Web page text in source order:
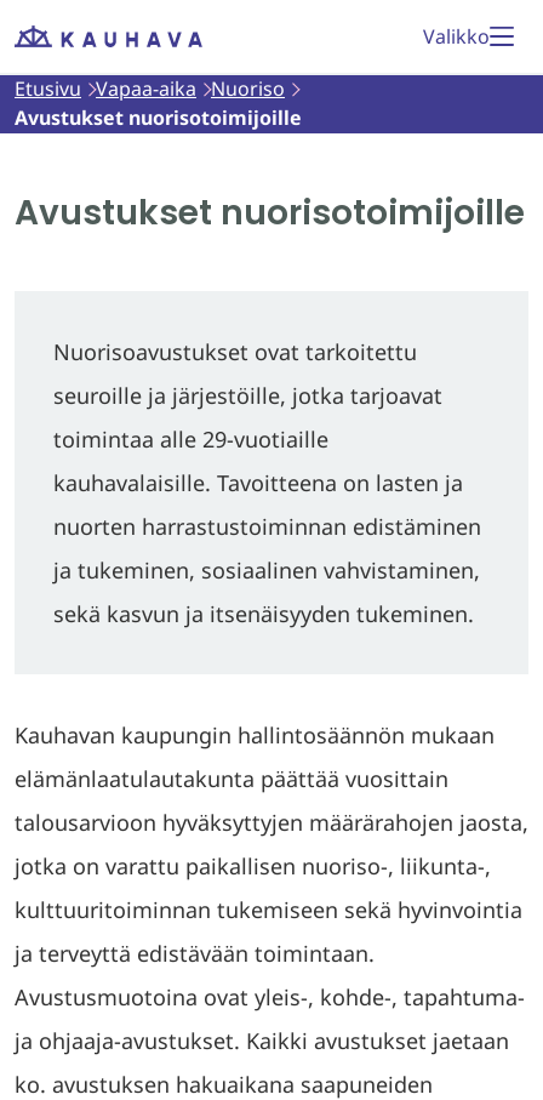
Siirry
Etusivu
Valikko
Etusivu Vapaa-aika Nuoriso
Avustukset nuorisotoimijoille
Avustukset nuorisotoimijoille
Nuorisoavustukset ovat tarkoitettu
seuroille ja järjestöille, jotka tarjoavat
toimintaa alle 29-vuotiaille
kauhavalaisille. Tavoitteena on lasten ja
nuorten harrastustoiminnan edistäminen
ja tukeminen, sosiaalinen vahvistaminen,
sekä kasvun ja itsenäisyyden tukeminen.
Kauhavan kaupungin hallintosäännön mukaan
elämänlaatulautakunta päättää vuosittain
talousarvioon hyväksyttyjen määrärahojen jaosta,
jotka on varattu paikallisen nuoriso-, liikunta-,
kulttuuritoiminnan tukemiseen sekä hyvinvointia
ja terveyttä edistävään toimintaan.
Avustusmuotoina ovat yleis-, kohde-, tapahtuma-
ja ohjaaja-avustukset. Kaikki avustukset jaetaan
ko. avustuksen hakuaikana saapuneiden